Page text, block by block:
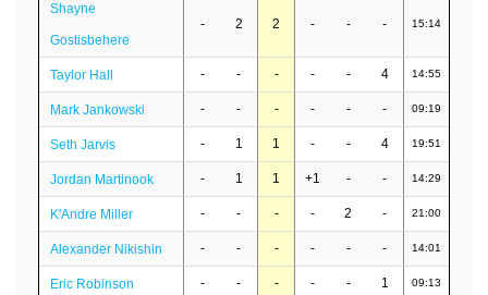
Shayne
Gostisbehere
- 2 2 - - - 15:14
Taylor Hall - - - - - 4 14:55
Mark Jankowski - - - - - - 09:19
Seth Jarvis - 1 1 - - 4 19:51
Jordan Martinook - 1 1 +1 - - 14:29
K'Andre Miller - - - - 2 - 21:00
Alexander Nikishin - - - - - - 14:01
Eric Robinson - - - - - 1 09:13